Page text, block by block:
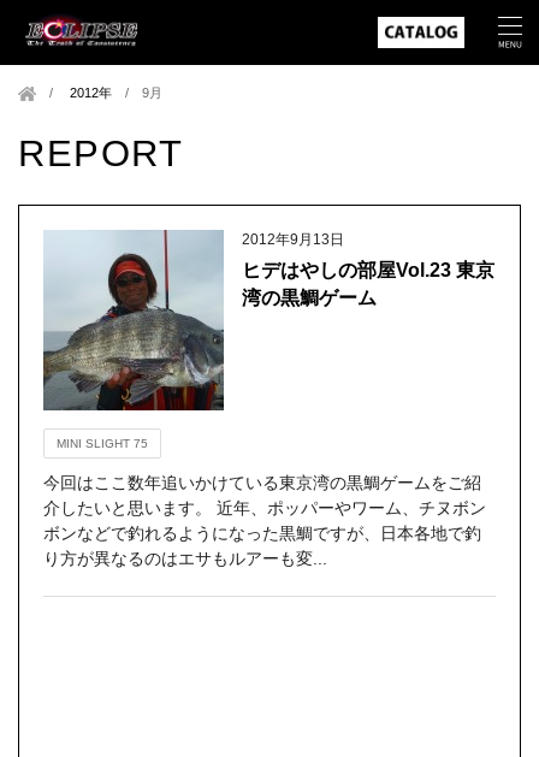
2012年 /9月
REPORT
2012年9月13日
ヒデはやしの部屋Vol.23 東京
湾の黒鯛ゲーム
MINI SLIGHT 75
今回はここ数年追いかけている東京湾の黒鯛ゲームをご紹
介したいと思います。 近年、ポッパーやワーム、チヌボン
ボンなどで釣れるようになった黒鯛ですが、日本各地で釣
り方が異なるのはエサもルアーも変...